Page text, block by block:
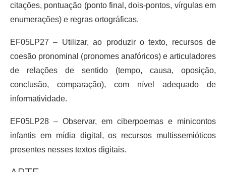
citações, pontuação (ponto final, dois-pontos, vírgulas em
enumerações) e regras ortográficas.
EF05LP27 – Utilizar, ao produzir o texto, recursos de
coesão pronominal (pronomes anafóricos) e articuladores
de relações de sentido (tempo, causa, oposição,
conclusão, comparação), com nível adequado de
informatividade.
EF05LP28 – Observar, em ciberpoemas e minicontos
infantis em mídia digital, os recursos multissemióticos
presentes nesses textos digitais.